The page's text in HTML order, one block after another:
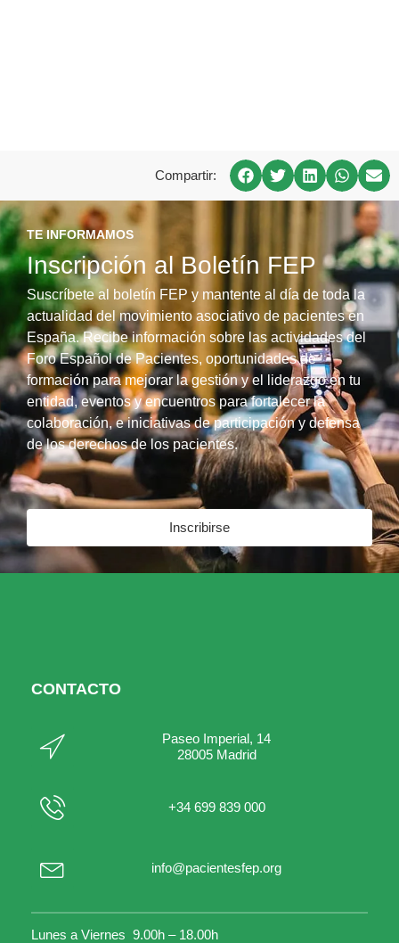
Compartir:
TE INFORMAMOS
Inscripción al Boletín FEP
Suscríbete al boletín FEP y mantente al día de toda la
actualidad del movimiento asociativo de pacientes en
España. Recibe información sobre las actividades del
Foro Español de Pacientes, oportunidades de
formación para mejorar la gestión y el liderazgo en tu
entidad, eventos y encuentros para fortalecer la
colaboración, e iniciativas de participación y defensa
de los derechos de los pacientes.
Inscribirse
CONTACTO
Paseo Imperial, 14
28005 Madrid
+34 699 839 000
info@pacientesfep.org
Lunes a Viernes 9.00h – 18.00h